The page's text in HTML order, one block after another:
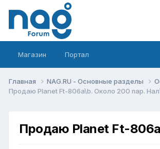
Магазин Портал
Главная NAG.RU - Основные разделы
Продаю Planet Ft-806a\b. Около 200 пар.
Продаю Planet Ft-